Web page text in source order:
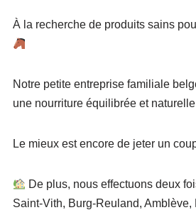
À la recherche de produits sains
Notre petite entreprise familiale
une nourriture équilibrée et
Le mieux est encore de jeter un
De plus, nous effectuons deux
Saint-Vith, Burg-Reuland,